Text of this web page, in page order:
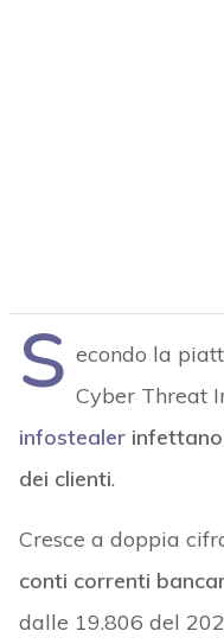
S econdo la
Cyber Threat
infostealerinfettano
dei clienti.
Cresce a doppia
conti correnti
dalle 19.806 del